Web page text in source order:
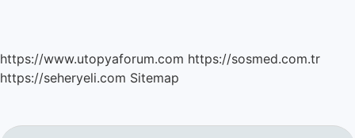
https://www.utopyaforum.com https://sosmed.com.tr
https://seheryeli.com Sitemap